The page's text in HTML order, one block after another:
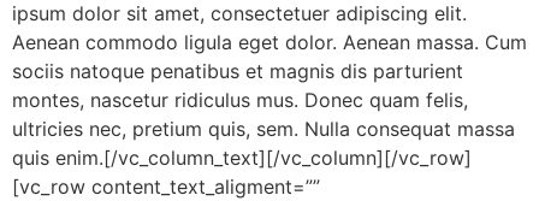
ipsum dolor sit amet, consectetuer adipiscing elit.
Aenean commodo ligula eget dolor. Aenean massa. Cum
sociis natoque penatibus et magnis dis parturient
montes, nascetur ridiculus mus. Donec quam felis,
ultricies nec, pretium quis, sem. Nulla consequat massa
quis enim.[/vc_column_text][/vc_column][/vc_row]
[vc_row content_text_aligment=””